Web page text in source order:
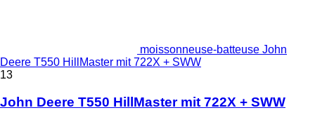
moissonneuse-batteuse John
Deere T550 HillMaster mit 722X + SWW
13
John Deere T550 HillMaster mit 722X + SWW